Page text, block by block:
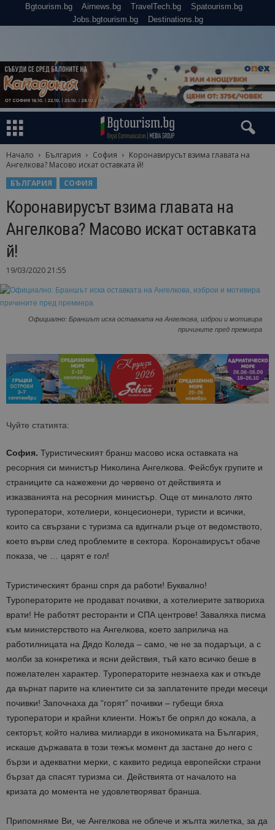
Bgtourism.bg Airnews.bg TravelTech.bg
Spatourism.bg
Jobs.bgtourism.bg
Destinations.bg
Начало България София
Коронавирусът взима главата на
Ангелкова? Масово искат оставката й!
БЪЛГАРИЯ
СОФИЯ
Коронавирусът взима главата на
Ангелкова? Масово искат оставката
й!
19/03/2020 21:55
Официално: Браншът иска оставката на Ангелкова, изброи и мотивира
причините пред премиера
Чуйте статията:
София. Туристическият бранш масово иска оставката на
ресорния си министър Николина Ангелкова. Фейсбук групите и
страниците са нажежени до червено от действията и
изказванията на ресорния министър. Още от миналото лято
туроператори, хотелиери, концесионери, туристи и всички,
които са свързани с туризма са вдигнали ръце от ведомството,
което върви след проблемите в сектора. Коронавирусът обаче
показа, че … царят е гол!
Туристическият бранш спря да работи! Буквално!
Туроператорите не продават почивки, а хотелиерите затвориха
врати! Не работят ресторанти и СПА центрове! Заваляха писма
към министерството на Ангелкова, което заприлича на
работилницата на Дядо Коледа – само, че не за подаръци, а с
молби за конкретика и ясни действия, тъй като всичко беше в
пожелателен характер. Туроператорите незнаеха как и откъде
да върнат парите на клиентите си за заплатените преди месеци
почивки! Започнаха да “горят” почивки – губещи бяха
туроператори и крайни клиенти. Ножът бе опрял до кокала, а
секторът, който налива милиарди в икономиката на България,
искаше държавата в този тежък момент да застане до него с
бързи и адекватни мерки, с каквито редица европейски страни
бързат да спасят туризма си. Действията от началото на
кризата до момента не удовлетворяват бранша.
Припомняме Ви, че Ангелкова не облече и жълта жилетка, за да